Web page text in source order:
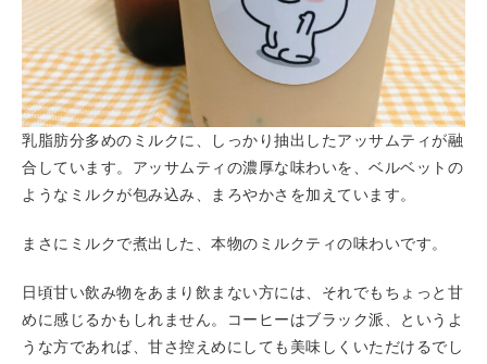
乳脂肪分多めのミルクに、しっかり抽出したアッサムティが融
合しています。アッサムティの濃厚な味わいを、ベルベットの
ようなミルクが包み込み、まろやかさを加えています。
まさにミルクで煮出した、本物のミルクティの味わいです。
日頃甘い飲み物をあまり飲まない方には、それでもちょっと甘
めに感じるかもしれません。コーヒーはブラック派、というよ
うな方であれば、甘さ控えめにしても美味しくいただけるでし